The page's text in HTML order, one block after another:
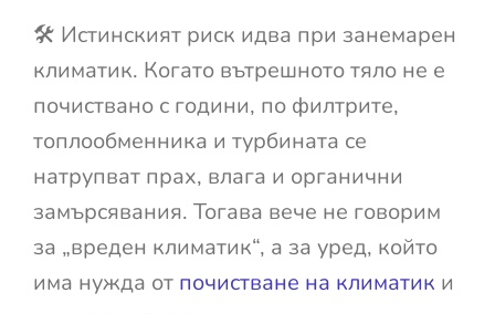
🛠️ Истинският риск идва при занемарен
климатик. Когато вътрешното тяло не е
почиствано с години, по филтрите,
топлообменника и турбината се
натрупват прах, влага и органични
замърсявания. Тогава вече не говорим
за „вреден климатик“, а за уред, който
има нужда от почистване на климатик и